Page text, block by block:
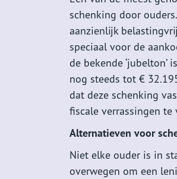
schenking door
aanzienlijk
speciaal voor de
de bekende ‘jubelton’
nog steeds tot €
dat deze schenking
fiscale verrassingen te
Alternatieven voor
Niet elke ouder is in
overwegen om een